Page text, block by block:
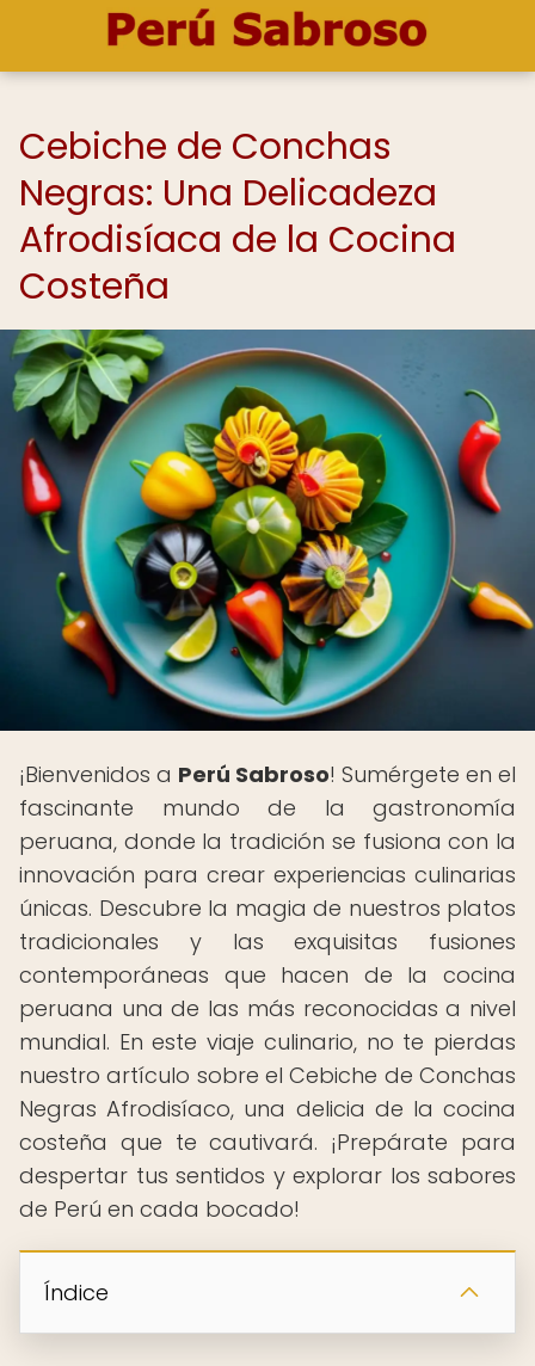
Cebiche de Conchas
Negras: Una Delicadeza
Afrodisíaca de la Cocina
Costeña
¡Bienvenidos a Perú Sabroso! Sumérgete en el
fascinante mundo de la gastronomía
peruana, donde la tradición se fusiona con la
innovación para crear experiencias culinarias
únicas. Descubre la magia de nuestros platos
tradicionales y las exquisitas fusiones
contemporáneas que hacen de la cocina
peruana una de las más reconocidas a nivel
mundial. En este viaje culinario, no te pierdas
nuestro artículo sobre el Cebiche de Conchas
Negras Afrodisíaco, una delicia de la cocina
costeña que te cautivará. ¡Prepárate para
despertar tus sentidos y explorar los sabores
de Perú en cada bocado!
Índice